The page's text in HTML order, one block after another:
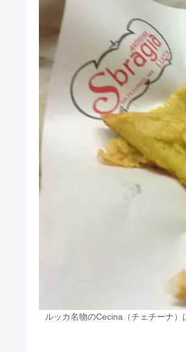
ルッカ名物のCecina（チェチーナ